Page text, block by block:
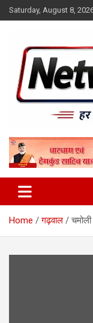
Skip
to
Saturday, August 8,
Home गढ़वाल